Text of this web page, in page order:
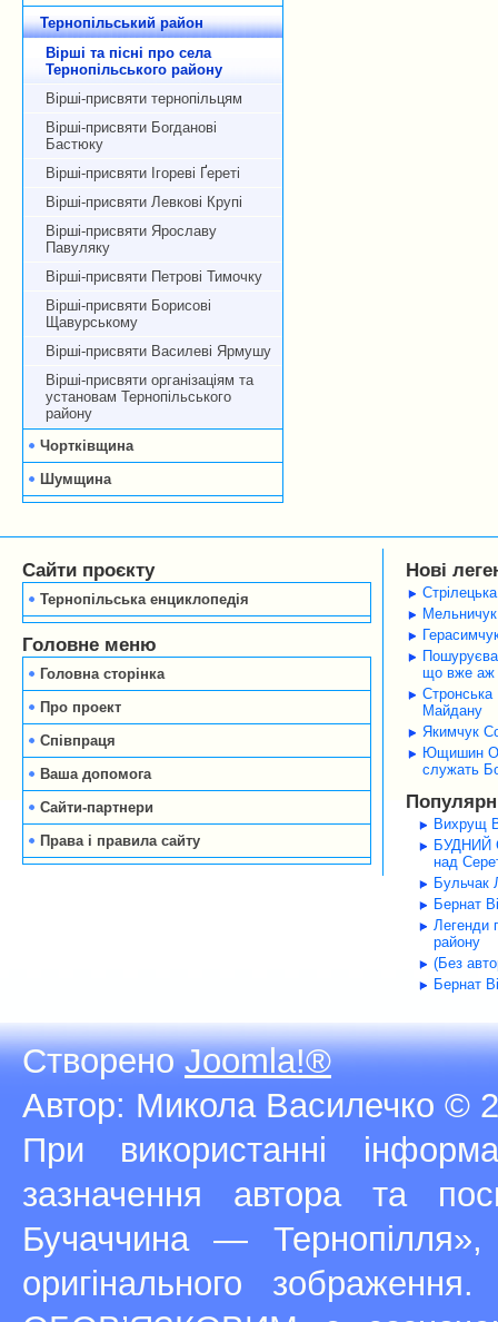
Тернопільський район
Вірші та пісні про села
Тернопільського району
Вірші-присвяти тернопільцям
Вірші-присвяти Богданові
Бастюку
Вірші-присвяти Ігореві Ґереті
Вірші-присвяти Левкові Крупі
Вірші-присвяти Ярославу
Павуляку
Вірші-присвяти Петрові Тимочку
Вірші-присвяти Борисові
Щавурському
Вірші-присвяти Василеві Ярмушу
Вірші-присвяти організаціям та
установам Тернопільського
району
Чортківщина
Шумщина
Сайти проєкту
Тернопільська енциклопедія
Головне меню
Головна сторінка
Про проект
Співпраця
Ваша допомога
Сайти-партнери
Права і правила сайту
Нові
Мельничук
що вже аж
Стронська
Майдану
Якимчук
Ющишин
служать
Вихрущ
БУДНИЙ
над
Бульчак
Бернат
Легенди
району
(Без
Бернат
СтвореноJoomla!®
Автор: Микола Василечко ©
При використанні
зазначення автора та
Бучаччина —
оригінального